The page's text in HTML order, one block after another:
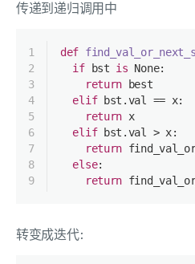
传递到递归调用中
1
2
3
4
5
6
7
8
9
def
if bst is None:
return best
elif bst.val == x:
return x
elif bst.val > x:
return
else:
return
转变成迭代: